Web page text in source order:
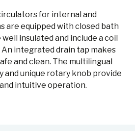
for internal and
are equipped with closed bath
insulated and include a coil
integrated drain tap makes
and clean. The multilingual
and unique rotary knob provide
intuitive operation.